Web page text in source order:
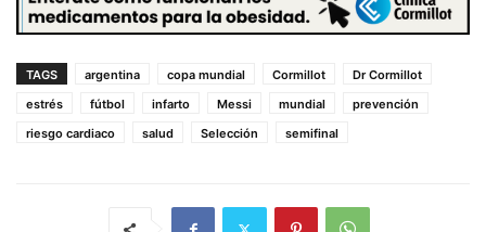
TAGS argentina copa mundial Cormillot
Dr Cormillot
estrés
fútbol infarto Messi mundial
prevención
riesgo cardiaco
salud Selección semifinal